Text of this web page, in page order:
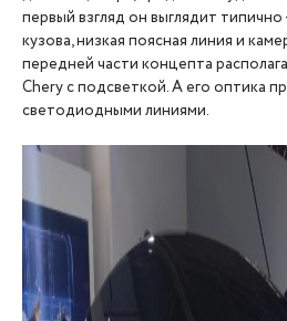
первый взгляд он выглядит
кузова, низкая поясная линия и
передней части концепта
Chery с подсветкой. А его оптика
светодиодными линиями.